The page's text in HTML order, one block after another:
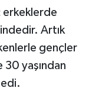
erkeklerde
Artık
gençler
yaşından